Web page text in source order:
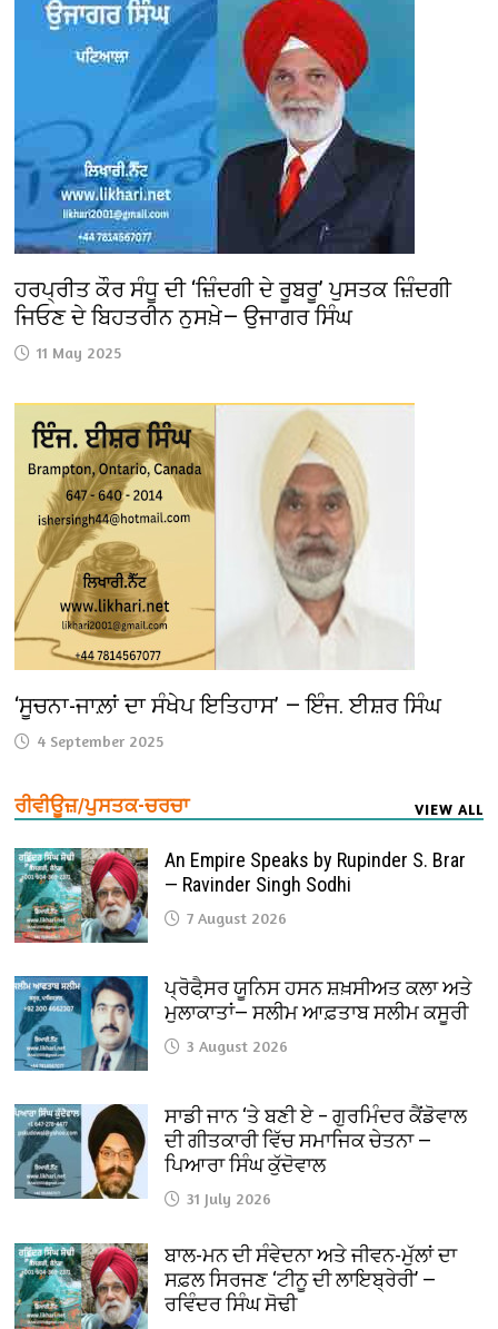
ਹਰਪ੍ਰੀਤ ਕੌਰ ਸੰਧੂ ਦੀ ‘ਜ਼ਿੰਦਗੀ ਦੇ ਰੂਬਰੂ’ ਪੁਸਤਕ ਜ਼ਿੰਦਗੀ
ਜਿਓਣ ਦੇ ਬਿਹਤਰੀਨ ਨੁਸਖ਼ੇ— ਉਜਾਗਰ ਸਿੰਘ
11 May 2025
‘ਸੂਚਨਾ-ਜਾਲ਼ਾਂ ਦਾ ਸੰਖੇਪ ਇਤਿਹਾਸ’ — ਇੰਜ. ਈਸ਼ਰ ਸਿੰਘ
4 September 2025
ਰੀਵੀਊਜ਼/ਪੁਸਤਕ-ਚਰਚਾ VIEW ALL
An Empire Speaks by Rupinder S. Brar
— Ravinder Singh Sodhi
7 August 2026
ਪ੍ਰੋਫੈ਼ਸਰ ਯੂਨਿਸ ਹਸਨ ਸ਼ਖ਼ਸੀਅਤ ਕਲਾ ਅਤੇ
ਮੁਲਾਕਾਤਾਂ— ਸਲੀਮ ਆਫ਼ਤਾਬ ਸਲੀਮ ਕਸੂਰੀ
3 August 2026
ਸਾਡੀ ਜਾਨ ‘ਤੇ ਬਣੀ ਏ – ਗੁਰਮਿੰਦਰ ਕੈਂਡੋਵਾਲ
ਦੀ ਗੀਤਕਾਰੀ ਵਿੱਚ ਸਮਾਜਿਕ ਚੇਤਨਾ —
ਪਿਆਰਾ ਸਿੰਘ ਕੁੱਦੋਵਾਲ
31 July 2026
ਬਾਲ-ਮਨ ਦੀ ਸੰਵੇਦਨਾ ਅਤੇ ਜੀਵਨ-ਮੁੱਲਾਂ ਦਾ
ਸਫ਼ਲ ਸਿਰਜਣ ‘ਟੀਨੂ ਦੀ ਲਾਇਬ੍ਰੇਰੀ’ —
ਰਵਿੰਦਰ ਸਿੰਘ ਸੋਢੀ